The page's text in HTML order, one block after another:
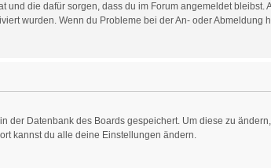
und die dafür sorgen, dass du im Forum angemeldet
wurden. Wenn du Probleme bei der An- oder
Datenbank des Boards gespeichert. Um diese zu
kannst du alle deine Einstellungen ändern.